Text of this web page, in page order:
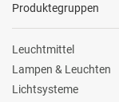
Produktegruppen
Leuchtmittel
Lampen & Leuchten
Lichtsysteme